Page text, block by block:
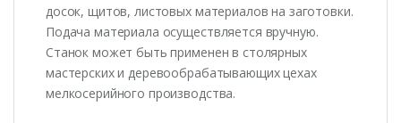
досок, щитов, листовых материалов на заготовки.
Подача материала осуществляется вручную.
Станок может быть применен в столярных
мастерских и деревообрабатывающих цехах
мелкосерийного производства.